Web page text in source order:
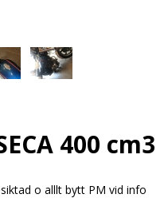
400 cm3
o alllt bytt PM vid info